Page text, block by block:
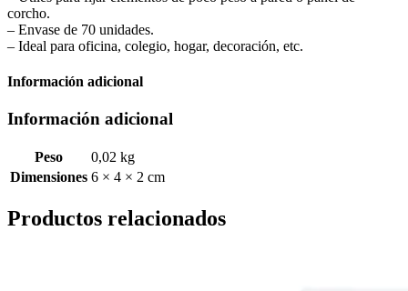
corcho.
– Envase de 70 unidades.
– Ideal para oficina, colegio, hogar, decoración, etc.
Información adicional
Información adicional
Peso
0,02 kg
Dimensiones 6 × 4 × 2 cm
Productos relacionados